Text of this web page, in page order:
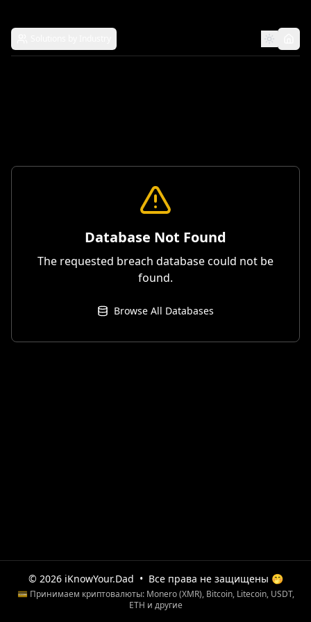
Database Not Found
The requested breach database could not be
found.
Browse All Databases
© 2026 iKnowYour.Dad • Все права не защищены 🤭
💳 Принимаем криптовалюты: Monero (XMR), Bitcoin, Litecoin, USDT,
ETH и другие